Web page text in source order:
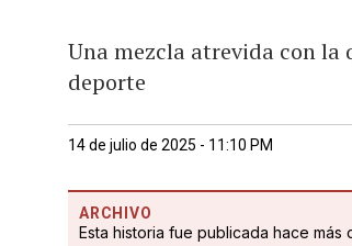
Una mezcla atrevida con la
deporte
14 de julio de 2025 - 11:10 PM
ARCHIVO
Esta historia fue publicada hace más